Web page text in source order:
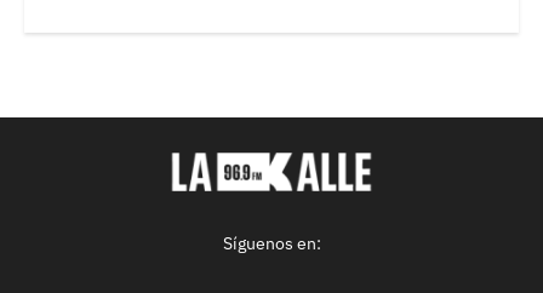
Síguenos en: